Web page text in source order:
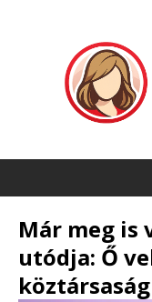
Már meg is
utódja: Ő